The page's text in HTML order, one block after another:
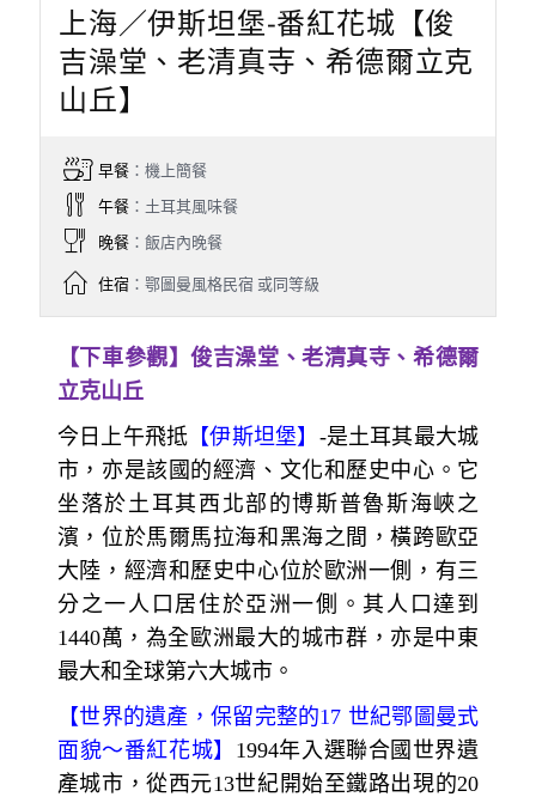
上海／伊斯坦堡-番紅花城【俊
吉澡堂、老清真寺、希德爾立克
山丘】
早餐：機上簡餐
午餐：土耳其風味餐
晚餐：飯店內晚餐
住宿：鄂圖曼風格民宿 或同等級
【下車參觀】俊吉澡堂、老清真寺、希德爾
立克山丘
今日上午飛抵 【伊斯坦堡】 -是土耳其最大城
市，亦是該國的經濟、文化和歷史中心。它
坐落於土耳其西北部的博斯普魯斯海峽之
濱，位於馬爾馬拉海和黑海之間，橫跨歐亞
大陸，經濟和歷史中心位於歐洲一側，有三
分之一人口居住於亞洲一側。其人口達到
1440萬，為全歐洲最大的城市群，亦是中東
最大和全球第六大城市。
【世界的遺產，保留完整的17 世紀鄂圖曼式
面貌～番紅花城】 1994年入選聯合國世界遺
產城市，從西元13世紀開始至鐵路出現的20